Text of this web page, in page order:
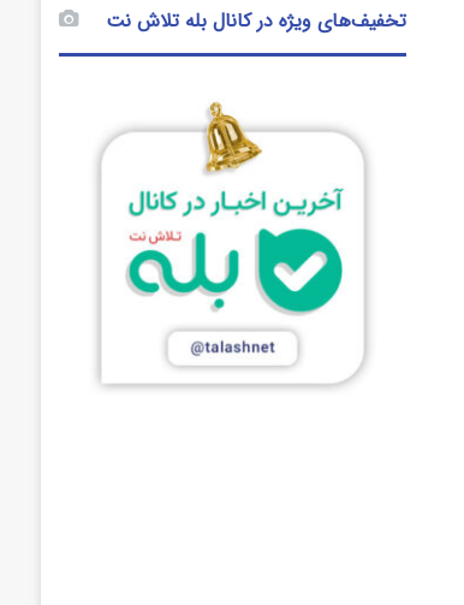
تخفیف‌های ویژه در کانال بله تلاش نت